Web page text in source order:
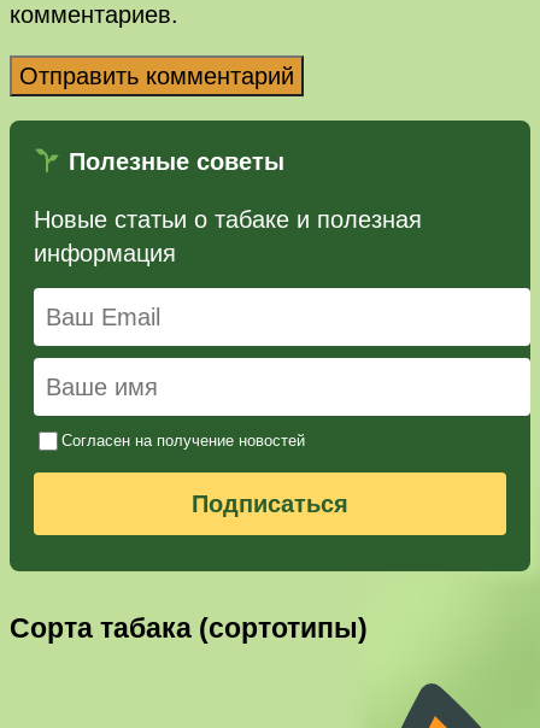
комментариев.
Полезные советы
Новые статьи о табаке и полезная
информация
Согласен на получение новостей
Подписаться
Сорта табака (сортотипы)